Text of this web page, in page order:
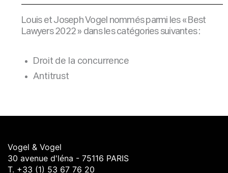
Louis et Joseph Vogel nommés parmi les « Best
Lawyers 2022 » dans les catégories suivantes :
Droit de la concurrence
Antitrust
Vogel & Vogel
30 avenue d'léna - 75116 PARIS
T. +33 (1) 53 67 76 20